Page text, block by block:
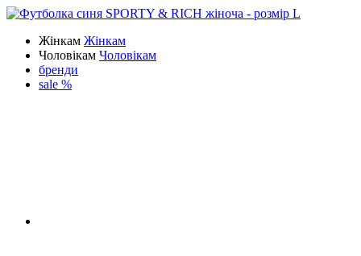
Жінкам Жінкам
Чоловікам Чоловікам
бренди
sale %